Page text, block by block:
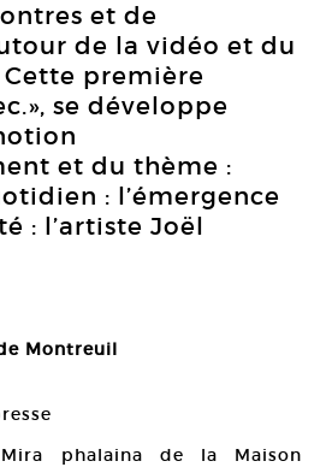
et de
de la vidéo et du
première
se développe
et du thème :
: l’émergence
: l’artiste Joël
Montreuil
phalaina de la Maison